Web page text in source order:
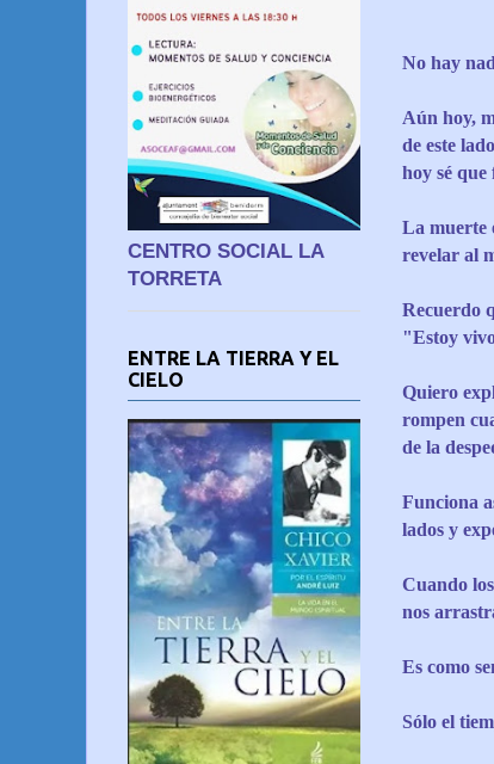
No hay
Aún hoy,
de este
hoy sé
La muerte
revelar al
Recuerdo
"Estoy
Quiero
rompen
de la
Funciona
lados y
Cuando
nos
Es como
Sólo el
CENTRO SOCIAL LA
TORRETA
ENTRE LA TIERRA Y EL
CIELO